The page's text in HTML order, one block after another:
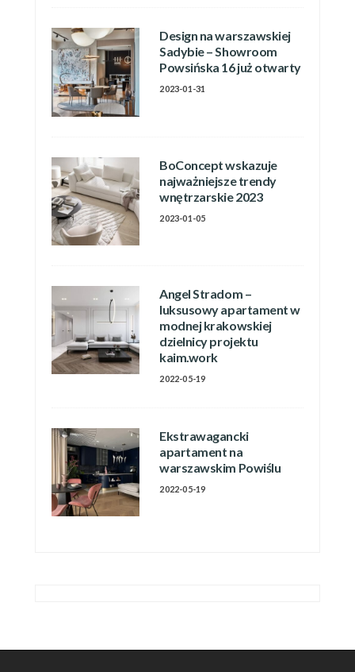
Design na warszawskiej
Sadybie – Showroom
Powsińska 16 już otwarty
2023-01-31
BoConcept wskazuje
najważniejsze trendy
wnętrzarskie 2023
2023-01-05
Angel Stradom –
luksusowy apartament w
modnej krakowskiej
dzielnicy projektu
kaim.work
2022-05-19
Ekstrawagancki
apartament na
warszawskim Powiślu
2022-05-19